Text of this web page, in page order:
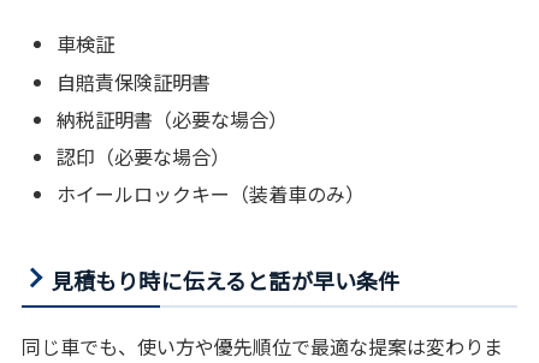
車検証
自賠責保険証明書
納税証明書（必要な場合）
認印（必要な場合）
ホイールロックキー（装着車のみ）
見積もり時に伝えると話が早い条件
同じ車でも、使い方や優先順位で最適な提案は変わりま